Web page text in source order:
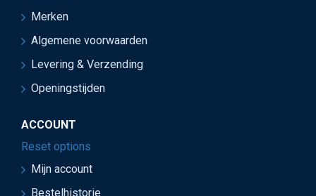
Merken
Algemene voorwaarden
Levering & Verzending
Openingstijden
ACCOUNT
Reset options
Mijn account
Bestelhistorie